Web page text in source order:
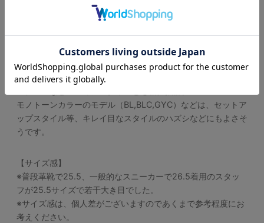
※天然皮革を使用している為、多少のキズ、ムラ感が御座いま
す。素材の特性上ご容赦ください。
【デザイン】
スキニーやワイドパンツなどにバッチリはまりそうな1足。
オイルレザーを使用しているモデル（BL,DBR）は、リジット
モノトーンカラーのモデル（BL,BLC,GYC）などは、セットア
ップスタイル等、キレイ目なスタイルのハズシなどにもよさそ
うです。
【サイズ感】
※普段革靴で25.5、一般的なスニーカーで26.5着用のスタッ
フが25.5サイズで若干大き目でした。
※サイズ感は、個人差がございますのであくまで参考程度にお
考えください。